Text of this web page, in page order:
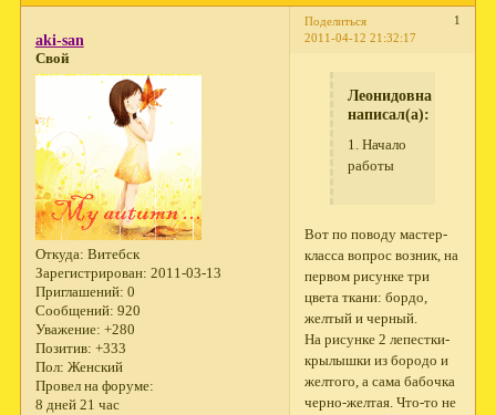
Поделиться
1
2011-04-12 21:32:17
aki-san
Свой
Откуда: Витебск
Зарегистрирован: 2011-03-13
Приглашений: 0
Сообщений: 920
Уважение: +280
Позитив: +333
Пол: Женский
Провел на форуме:
8 дней 21 час
Леонидовна
написал(а):
1. Начало
работы
Вот по поводу мастер-
класса вопрос возник, на
первом рисунке три
цвета ткани: бордо,
желтый и черный.
На рисунке 2 лепестки-
крылышки из бородо и
желтого, а сама бабочка
черно-желтая. Что-то не